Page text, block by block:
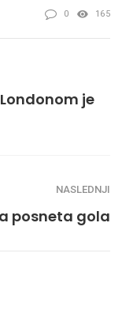
0 165
je
NASLEDNJI
posneta gola